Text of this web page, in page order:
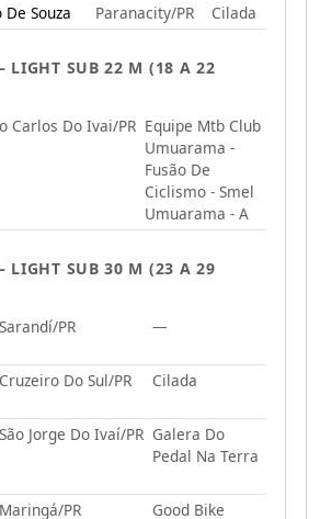
Souza
Paranacity/PR Cilada
LIGHT SUB 22 M (18 A 22
Carlos Do Ivai/PR Equipe Mtb Club
Umuarama -
Fusão De
Ciclismo - Smel
Umuarama - A
LIGHT SUB 30 M (23 A 29
Sarandí/PR —
Cruzeiro Do Sul/PR Cilada
São Jorge Do Ivaí/PR Galera Do
Pedal Na Terra
Maringá/PR Good Bike